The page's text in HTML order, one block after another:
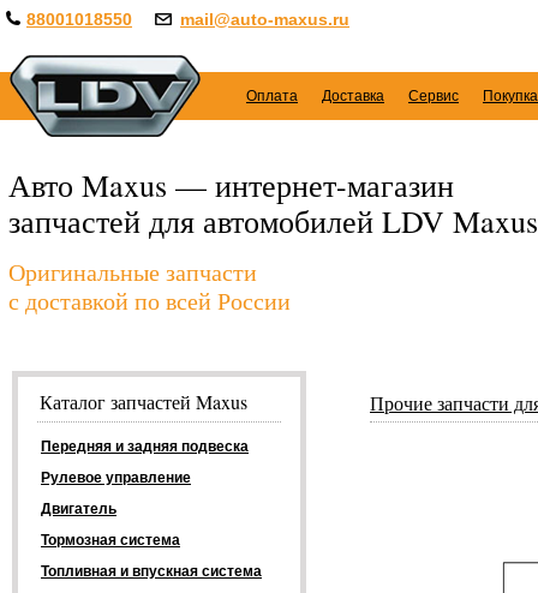
88001018550 mail@auto-maxus.ru
Оплата Доставка Сервис
Авто Maxus — интернет-магазин
запчастей для автомобилей LDV Maxus
Оригинальные запчасти
с доставкой по всей России
Прочие запчасти
Каталог запчастей Maxus
Передняя и задняя подвеска
Рулевое управление
Двигатель
Тормозная система
Топливная и впускная система